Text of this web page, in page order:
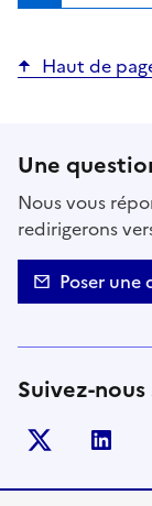
Haut de
Une
Nous vous
redirigerons
Poser une
Suivez-
Twitter
- nouvelle
-